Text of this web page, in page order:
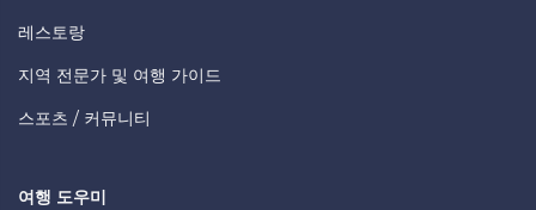
레스토랑
지역 전문가 및 여행 가이드
스포츠 / 커뮤니티
여행 도우미